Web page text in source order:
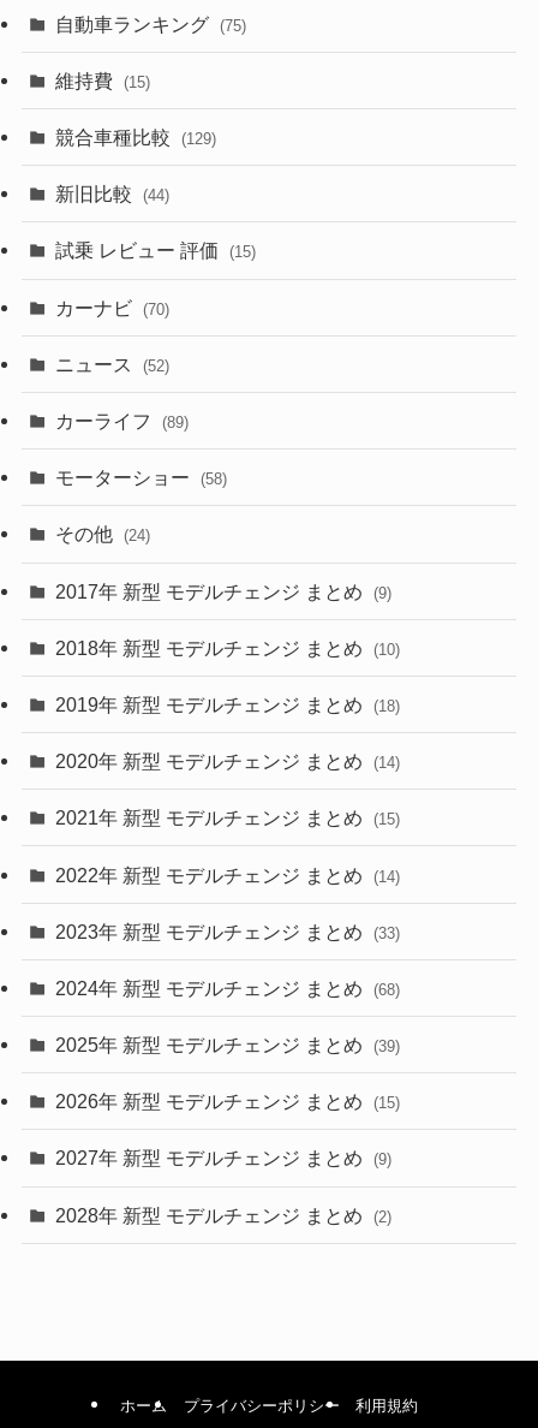
(357)
(328)
(253)
(242)
(85)
(84)
(50)
(43)
(6)
(9)
(30)
(27)
(58)
(28)
(27)
(26)
(10)
(35)
(10)
(9)
(22)
(4)
(9)
(4)
(1)
(8)
(3)
(3)
(1)
(21)
(5)
(7)
自動車ランキング (75)
維持費 (15)
競合車種比較 (129)
新旧比較 (44)
試乗 レビュー 評価 (15)
カーナビ (70)
ニュース (52)
カーライフ (89)
モーターショー (58)
その他 (24)
2017年 新型 モデルチェンジ まとめ (9)
2018年 新型 モデルチェンジ まとめ (10)
2019年 新型 モデルチェンジ まとめ (18)
2020年 新型 モデルチェンジ まとめ (14)
2021年 新型 モデルチェンジ まとめ (15)
2022年 新型 モデルチェンジ まとめ (14)
2023年 新型 モデルチェンジ まとめ (33)
2024年 新型 モデルチェンジ まとめ (68)
2025年 新型 モデルチェンジ まとめ (39)
2026年 新型 モデルチェンジ まとめ (15)
2027年 新型 モデルチェンジ まとめ (9)
2028年 新型 モデルチェンジ まとめ (2)
ホーム プライバシーポリシー 利用規約